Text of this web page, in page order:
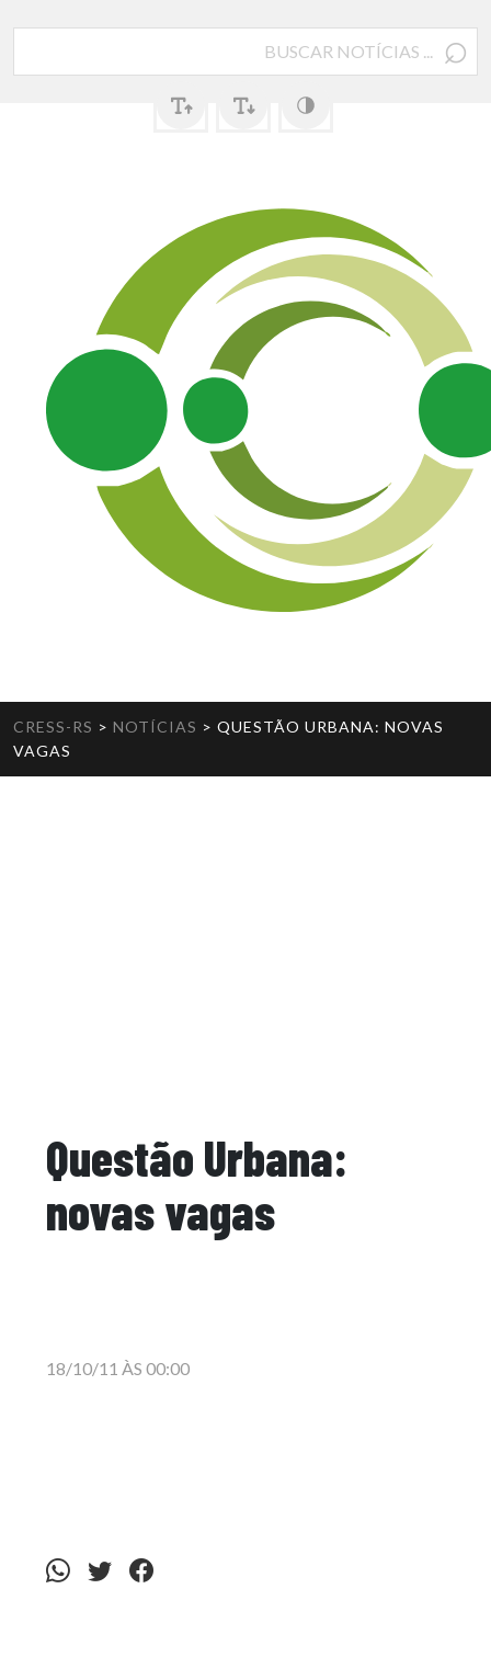
⌕
CRESS-RS > NOTÍCIAS > QUESTÃO URBANA: NOVAS
VAGAS
Questão Urbana:
novas vagas
18/10/11 ÀS 00:00